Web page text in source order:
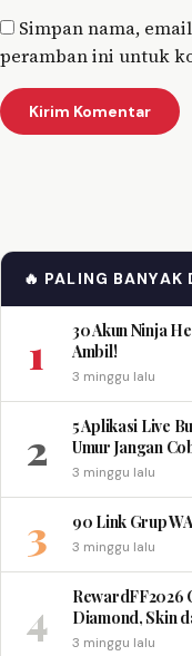
Simpan nama,
peramban ini untuk
🔥 PALING BANYAK
1
30 Akun Ninja
Ambil!
3 minggu lalu
2
5 Aplikasi Live
Umur Jangan
3 minggu lalu
3 90 Link Grup
3 minggu lalu
4
RewardFF2026
Diamond, Skin
3 minggu lalu